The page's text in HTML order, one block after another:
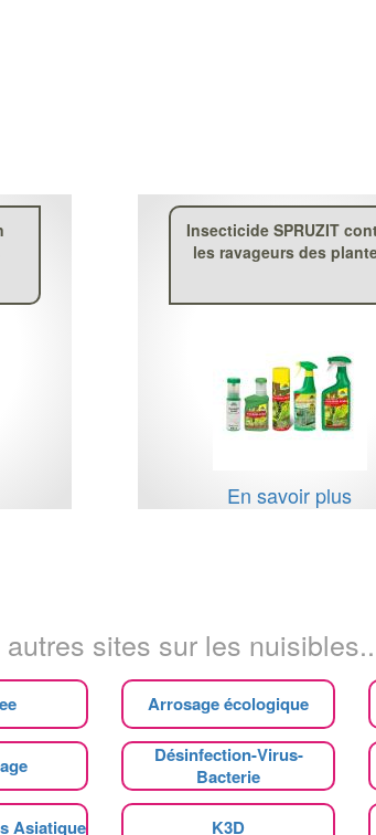
Insecticide SPRUZIT
les ravageurs des
En savoir plus
sites sur les
Arrosage écologique
Désinfection-Virus-
Bacterie
Asiatique K3D